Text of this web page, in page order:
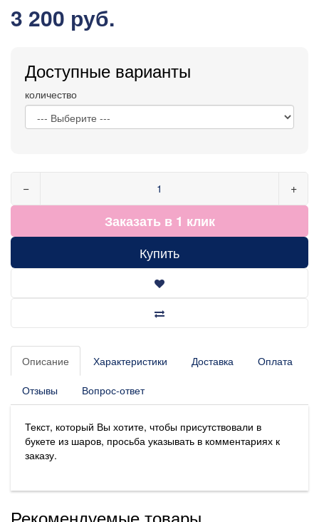
3 200 руб.
Доступные варианты
количество
− +
Заказать в 1 клик
Купить
Описание Характеристики Доставка Оплата
Отзывы Вопрос-ответ
Текст, который Вы хотите, чтобы присутствовали в
букете из шаров, просьба указывать в комментариях к
заказу.